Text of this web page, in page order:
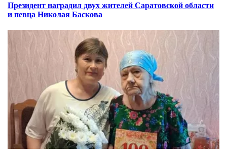
Президент наградил двух жителей Саратовской области
и певца Николая Баскова